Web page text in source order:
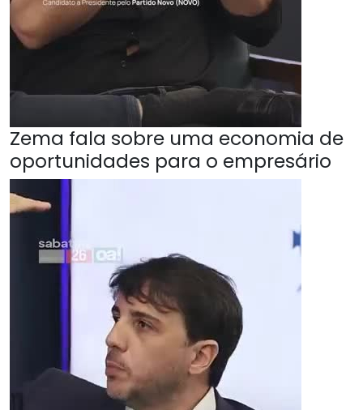
Zema fala sobre uma economia de
oportunidades para o empresário